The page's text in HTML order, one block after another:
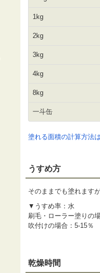
1kg
2kg
3kg
4kg
8kg
一斗缶
塗れる面積の計算方法
うすめ方
そのままでも塗れます
▼うすめ率：水
刷毛・ローラー塗りの
吹付けの場合：5-15％
乾燥時間